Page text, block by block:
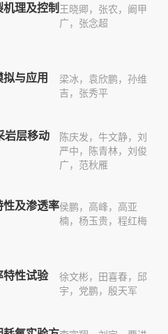
理及控制 王晓卿，张农，阚甲
广，张念超
与应用
梁冰，袁欣鹏，孙维
吉，张秀平
岩层移动
陈庆发，牛文静，刘
严中，陈青林，刘俊
广，范秋雁
性及渗透率侯鹏，高峰，高亚
楠，杨玉贵，程红梅
特性试验
徐文彬，田喜春，邱
宇，党鹏，殷天军